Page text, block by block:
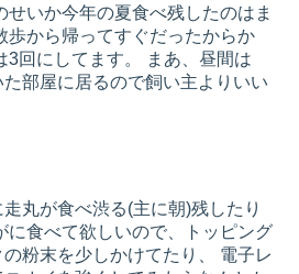
せいか今年の夏食べ残したのはま
歩から帰ってすぐだったからか
3回にしてます。 まあ、昼間は
部屋に居るので飼い主よりいい
走丸が食べ渋る(主に朝)残したり
に食べて欲しいので、トッピング
粉末を少しかけてたり、 電子レ